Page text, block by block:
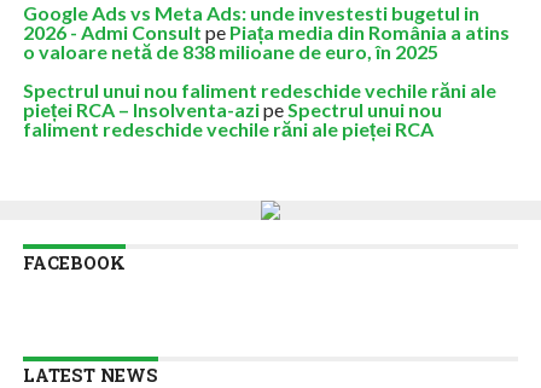
Google Ads vs Meta Ads: unde investesti bugetul in
2026 - Admi Consult pe Piața media din România a atins
o valoare netă de 838 milioane de euro, în 2025
Spectrul unui nou faliment redeschide vechile răni ale
pieței RCA – Insolventa-azipeSpectrul unui nou
faliment redeschide vechile răni ale pieței RCA
FACEBOOK
LATEST NEWS